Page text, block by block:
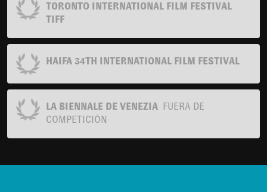
TORONTO INTERNATIONAL FILM FESTIVAL
TIFF
HAIFA 34TH INTERNATIONAL FILM FESTIVAL
LA BIENNALE DE VENEZIA
FUERA DE
COMPETICIÓN